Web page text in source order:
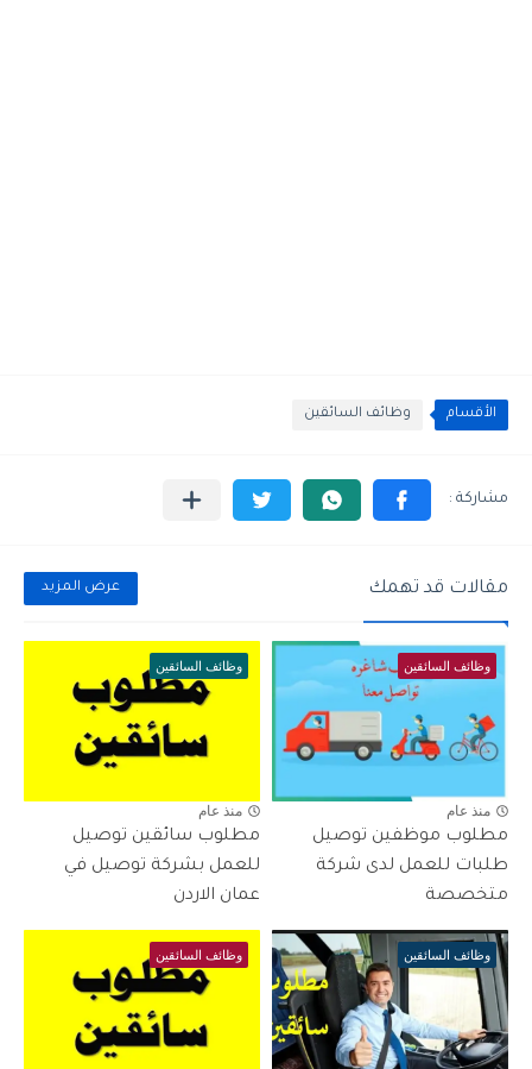
الأقسام وظائف السائقين
مقالات قد تهمك عرض المزيد
وظائف السائقين
منذ عام
مطلوب موظفين توصيل
طلبات للعمل لدى شركة
متخصصة
وظائف السائقين
منذ عام
مطلوب سائقين توصيل
للعمل بشركة توصيل في
عمان الاردن
وظائف السائقين وظائف السائقين